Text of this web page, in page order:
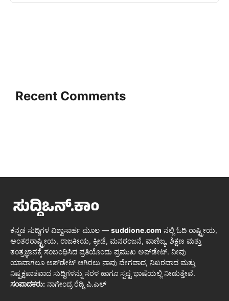
Recent Comments
ಕನ್ನಡ ಸುದ್ದಿಗಳ ವಿಶ್ವಾಸಾರ್ಹ ಮೂಲ — suddione.com ನಲ್ಲಿ ಓದಿ ರಾಷ್ಟ್ರೀಯ,
ಅಂತರರಾಷ್ಟ್ರೀಯ, ರಾಜಕೀಯ, ಕ್ರೀಡೆ, ಮನರಂಜನೆ, ವಾಣಿಜ್ಯ, ಶಿಕ್ಷಣ ಮತ್ತು
ತಂತ್ರಜ್ಞಾನಕ್ಕೆ ಸಂಬಂಧಿಸಿದ ಪ್ರತಿಯೊಂದು ಪ್ರಮುಖ ಅಪ್‌ಡೇಟ್. ನೀವು
ಯಾವಾಗಲೂ ಅಪ್‌ಡೇಟ್ ಆಗಿರಲು ನಾವು ವೇಗವಾದ, ನಿಖರವಾದ ಮತ್ತು
ನಿಷ್ಪಕ್ಷಪಾತವಾದ ಸುದ್ದಿಗಳನ್ನು ಸರಳ ಹಾಗೂ ಸ್ಪಷ್ಟ ಭಾಷೆಯಲ್ಲಿ ನೀಡುತ್ತೇವೆ.
ಸಂಪಾದಕರು: ನಾಗೇಂದ್ರ ರೆಡ್ಡಿ ಪಿ.ಎಲ್